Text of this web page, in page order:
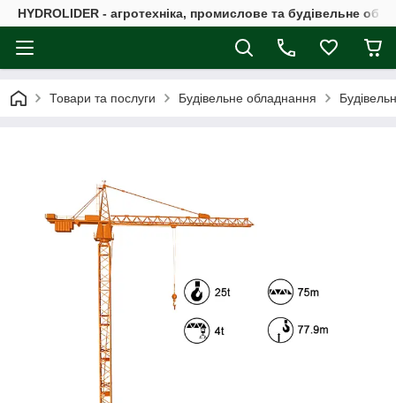
HYDROLIDER - агротехніка, промислове та будівельне
Товари та послуги Будівельне обладнання